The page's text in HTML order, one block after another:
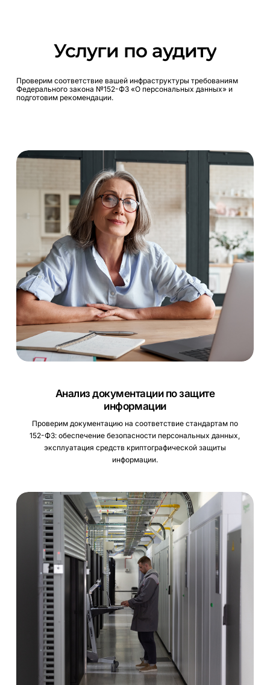
Услуги по аудиту
Проверим соответствие вашей инфраструктуры требованиям
Федерального закона №152-ФЗ «О персональных данных» и
подготовим рекомендации.
Анализ документации по защите
информации
Проверим документацию на соответствие стандартам по
152-ФЗ: обеспечение безопасности персональных данных,
эксплуатация средств криптографической защиты
информации.